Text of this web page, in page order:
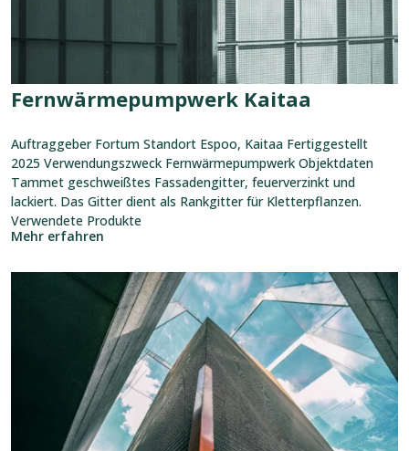
Fernwärmepumpwerk Kaitaa
Auftraggeber Fortum Standort Espoo, Kaitaa Fertiggestellt
2025 Verwendungszweck Fernwärmepumpwerk Objektdaten
Tammet geschweißtes Fassadengitter, feuerverzinkt und
lackiert. Das Gitter dient als Rankgitter für Kletterpflanzen.
Verwendete Produkte
Mehr erfahren